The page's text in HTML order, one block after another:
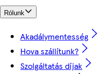
Rólunk
Akadálymentesség
Hova szállítunk?
Szolgáltatás díjak